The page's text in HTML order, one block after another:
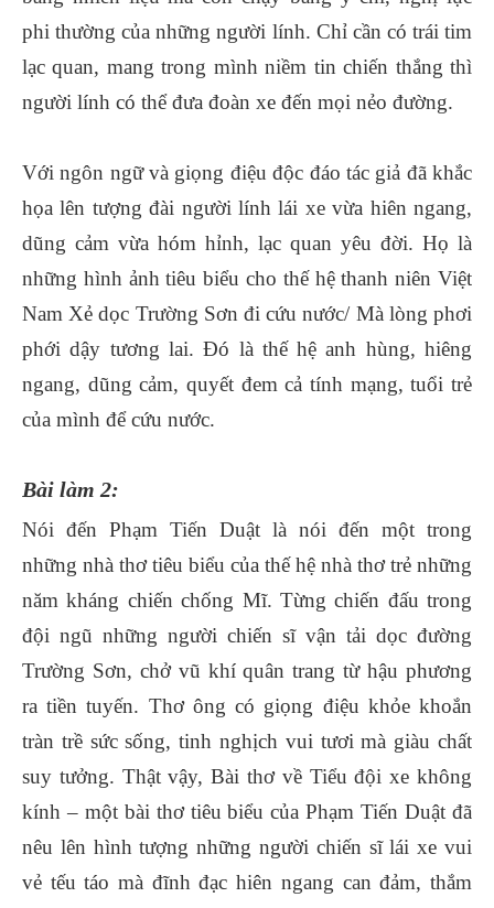
phi thường của những người lính. Chỉ cần có trái tim
lạc quan, mang trong mình niềm tin chiến thắng thì
người lính có thể đưa đoàn xe đến mọi nẻo đường.
Với ngôn ngữ và giọng điệu độc đáo tác giả đã khắc
họa lên tượng đài người lính lái xe vừa hiên ngang,
dũng cảm vừa hóm hỉnh, lạc quan yêu đời. Họ là
những hình ảnh tiêu biểu cho thế hệ thanh niên Việt
Nam Xẻ dọc Trường Sơn đi cứu nước/ Mà lòng phơi
phới dậy tương lai. Đó là thế hệ anh hùng, hiêng
ngang, dũng cảm, quyết đem cả tính mạng, tuổi trẻ
của mình để cứu nước.
Bài làm 2:
Nói đến Phạm Tiến Duật là nói đến một trong
những nhà thơ tiêu biểu của thế hệ nhà thơ trẻ những
năm kháng chiến chống Mĩ. Từng chiến đấu trong
đội ngũ những người chiến sĩ vận tải dọc đường
Trường Sơn, chở vũ khí quân trang từ hậu phương
ra tiền tuyến. Thơ ông có giọng điệu khỏe khoắn
tràn trề sức sống, tinh nghịch vui tươi mà giàu chất
suy tưởng. Thật vậy, Bài thơ về Tiểu đội xe không
kính – một bài thơ tiêu biểu của Phạm Tiến Duật đã
nêu lên hình tượng những người chiến sĩ lái xe vui
vẻ tếu táo mà đĩnh đạc hiên ngang can đảm, thắm